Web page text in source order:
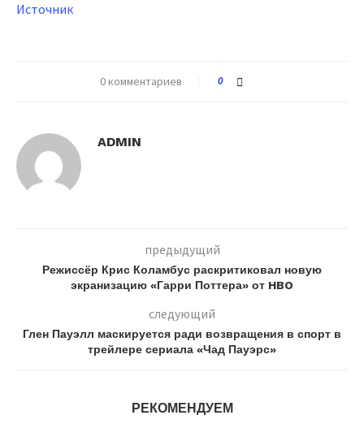
Источник
0 комментариев 0
ADMIN
предыдущий
Режиссёр Крис Коламбус раскритиковал новую
экранизацию «Гарри Поттера» от HBO
следующий
Глен Пауэлл маскируется ради возвращения в спорт в
трейлере сериала «Чад Пауэрс»
РЕКОМЕНДУЕМ